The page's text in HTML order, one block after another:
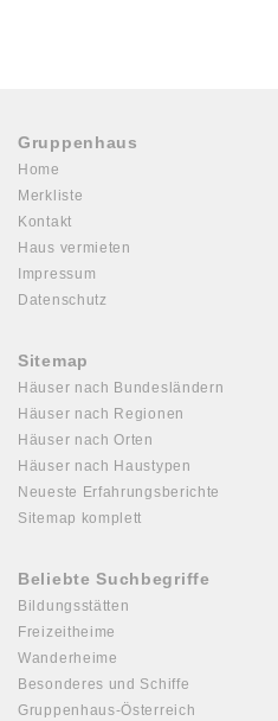
Gruppenhaus
Home
Merkliste
Kontakt
Haus vermieten
Impressum
Datenschutz
Sitemap
Häuser nach Bundesländern
Häuser nach Regionen
Häuser nach Orten
Häuser nach Haustypen
Neueste Erfahrungsberichte
Sitemap komplett
Beliebte Suchbegriffe
Bildungsstätten
Freizeitheime
Wanderheime
Besonderes und Schiffe
Gruppenhaus-Österreich